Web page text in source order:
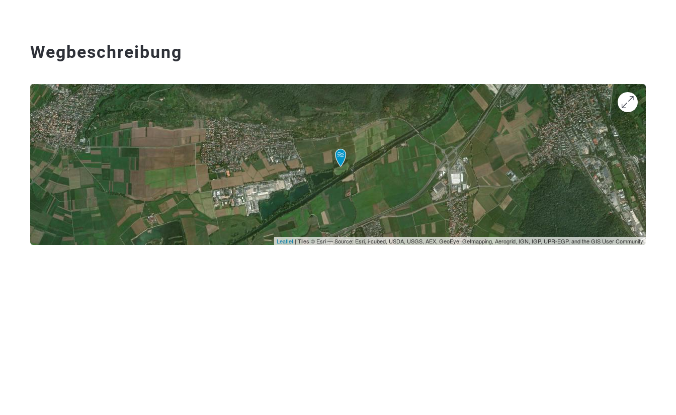
Wegbeschreibung
Leaflet | Tiles © Esri — Source: Esri, i-cubed, USDA, USGS, AEX, GeoEye, Getmapping, Aerogrid, IGN, IGP, UPR-EGP, and the GIS User Community